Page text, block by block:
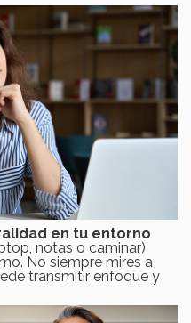
en tu entorno
notas o caminar)
No siempre mires a
transmitir enfoque y